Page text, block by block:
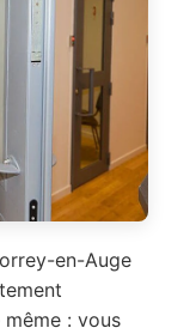
en-Auge
: vous